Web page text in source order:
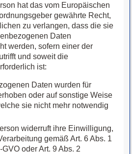
hat das vom Europäischen
gewährte Recht,
zu verlangen, dass die sie
Daten
werden, sofern einer der
und soweit die
ist:
Daten wurden für
oder auf sonstige Weise
sie nicht mehr notwendig
widerruft ihre Einwilligung,
gemäß Art. 6 Abs. 1
oder Art. 9 Abs. 2